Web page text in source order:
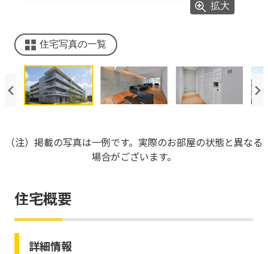
拡大
住宅写真の一覧
（注）掲載の写真は一例です。実際のお部屋の状態と異なる
場合がございます。
住宅概要
詳細情報